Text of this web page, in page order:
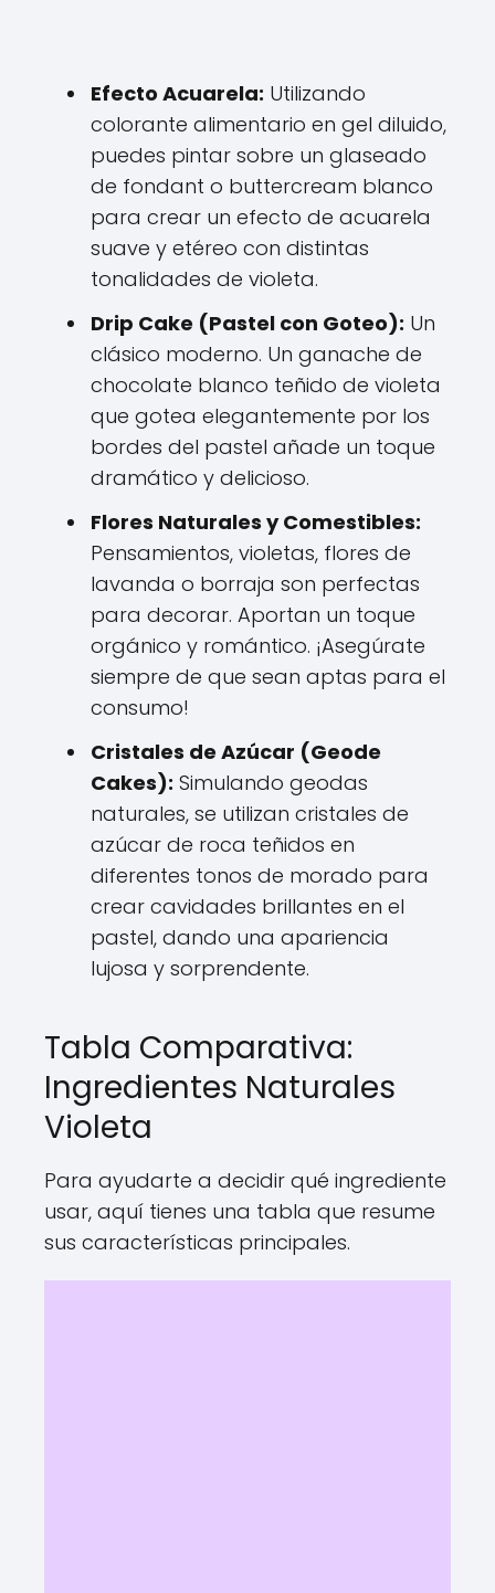
Efecto Acuarela: Utilizando
colorante alimentario en gel diluido,
puedes pintar sobre un glaseado
de fondant o buttercream blanco
para crear un efecto de acuarela
suave y etéreo con distintas
tonalidades de violeta.
Drip Cake (Pastel con Goteo): Un
clásico moderno. Un ganache de
chocolate blanco teñido de violeta
que gotea elegantemente por los
bordes del pastel añade un toque
dramático y delicioso.
Flores Naturales y Comestibles:
Pensamientos, violetas, flores de
lavanda o borraja son perfectas
para decorar. Aportan un toque
orgánico y romántico. ¡Asegúrate
siempre de que sean aptas para el
consumo!
Cristales de Azúcar (Geode
Cakes): Simulando geodas
naturales, se utilizan cristales de
azúcar de roca teñidos en
diferentes tonos de morado para
crear cavidades brillantes en el
pastel, dando una apariencia
lujosa y sorprendente.
Tabla Comparativa:
Ingredientes Naturales
Violeta
Para ayudarte a decidir qué ingrediente
usar, aquí tienes una tabla que resume
sus características principales.